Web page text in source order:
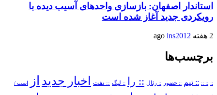
استاندار اصفهان: بازسازی واحدهای آسیب دیده با
رویکردی جدید آغاز شده است
2 هفته ago ins2012
برچسب‌ها
::
:: :: :: تیم :: حضور :: رئال :: را :: لیگ :: نفت اخبار جدید از است /